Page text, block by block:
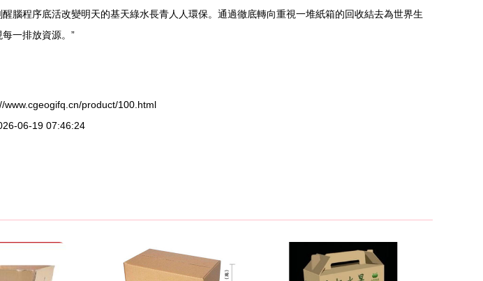
腦程序底活改變明天的基天綠水長青人人環保。通過徹底轉向重視一堆紙箱的回收結去為世界生
一排放資源。”
www.cgeogifq.cn/product/100.html
06-19 07:46:24